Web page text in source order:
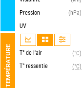
Pression
(hPa)
UV
TEMPÉRATURE T° de l'air
(°C)
T° ressentie
(°C)